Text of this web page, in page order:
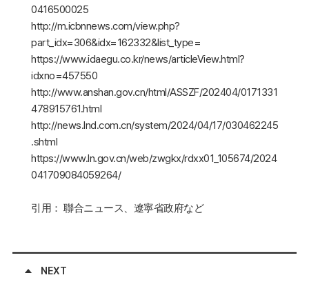
0416500025
http://m.icbnnews.com/view.php?
part_idx=306&idx=162332&list_type=
https://www.idaegu.co.kr/news/articleView.html?
idxno=457550
http://www.anshan.gov.cn/html/ASSZF/202404/0171331
478915761.html
http://news.lnd.com.cn/system/2024/04/17/030462245
.shtml
https://www.ln.gov.cn/web/zwgkx/rdxx01_105674/2024
041709084059264/
引用： 聯合ニュース、遼寧省政府など
NEXT